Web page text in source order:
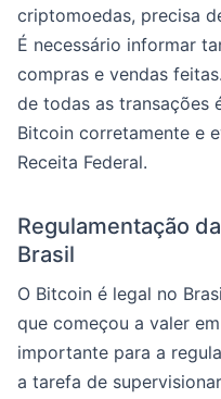
criptomoedas, precisa
É necessário informar
compras e vendas
de todas as transações
Bitcoin corretamente e
Receita Federal.
Regulamentação
Brasil
O Bitcoin é legal no
que começou a valer
importante para a
a tarefa de